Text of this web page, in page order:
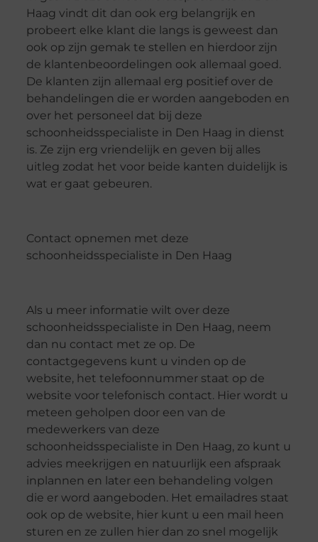
Haag vindt dit dan ook erg belangrijk en
probeert elke klant die langs is geweest dan
ook op zijn gemak te stellen en hierdoor zijn
de klantenbeoordelingen ook allemaal goed.
De klanten zijn allemaal erg positief over de
behandelingen die er worden aangeboden en
over het personeel dat bij deze
schoonheidsspecialiste in Den Haag in dienst
is. Ze zijn erg vriendelijk en geven bij alles
uitleg zodat het voor beide kanten duidelijk is
wat er gaat gebeuren.
Contact opnemen met deze
schoonheidsspecialiste in Den Haag
Als u meer informatie wilt over deze
schoonheidsspecialiste in Den Haag, neem
dan nu contact met ze op. De
contactgegevens kunt u vinden op de
website, het telefoonnummer staat op de
website voor telefonisch contact. Hier wordt u
meteen geholpen door een van de
medewerkers van deze
schoonheidsspecialiste in Den Haag, zo kunt u
advies meekrijgen en natuurlijk een afspraak
inplannen en later een behandeling volgen
die er word aangeboden. Het emailadres staat
ook op de website, hier kunt u een mail heen
sturen en ze zullen hier dan zo snel mogelijk